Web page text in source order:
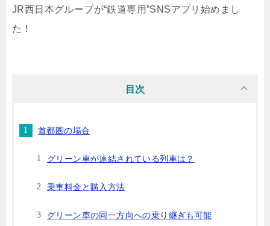
JR西日本グループが“鉄道専用”SNSアプリ始めまし
た！
目次
首都圏の場合
グリーン車が連結されている列車は？
乗車料金と購入方法
グリーン車の同一方向への乗り継ぎも可能